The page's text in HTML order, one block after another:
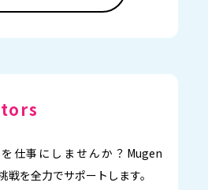
仕事にしませんか？Mugen
戦を全力でサポートします。